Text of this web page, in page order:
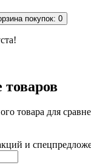
покупок: 0
товара для
и